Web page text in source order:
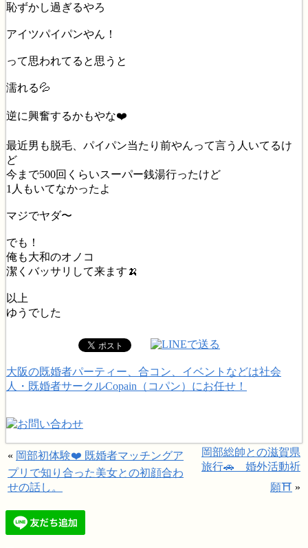
恥ずかし過ぎるやろ
アイツパイパンやん！
って思われてると思うと
濡れる💦
逆に興奮するかもやな❤️
最近男も脱毛、パイパン当たり前やんって言う人いてるけ
ど
今まで500回くらいスーパー銭湯行ったけど
1人もいてなかったよ
マジでヤダ〜
でも！
俺も大和のオノコ
潔くバッサリして来ます🍌
以上
ゆうでした
大阪の既婚者パーティー、合コン、イベントなどは社会
人・既婚者サークルCopain（コパン）にお任せ！
« 岡部初体験❤️ 既婚者マッチングア
プリで知り合った美女との初顔合わ
せの話し。
岡部総帥との滋賀県
旅行🚗 婚外活動祈
願⛩️ »